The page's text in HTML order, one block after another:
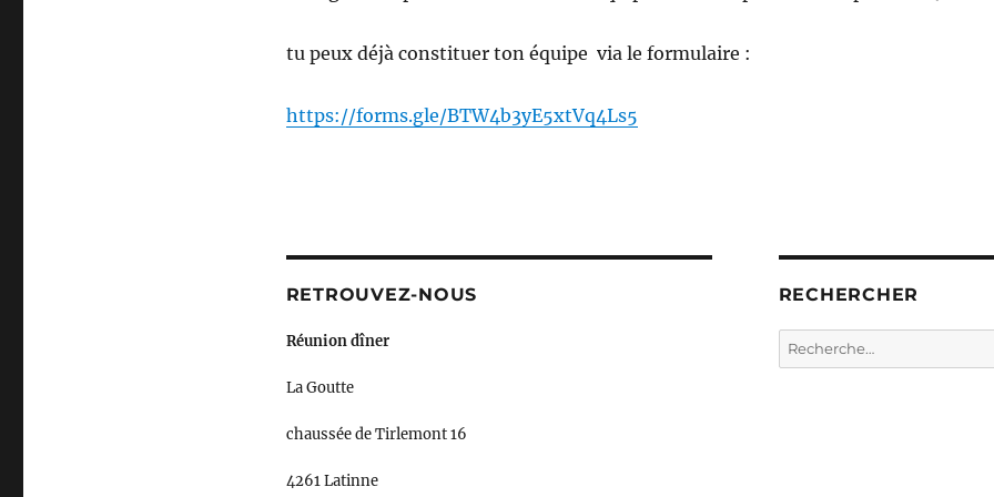
tu peux déjà constituer ton équipe via le formulaire :
https://forms.gle/BTW4b3yE5xtVq4Ls5
RETROUVEZ-NOUS
Réunion dîner
La Goutte
chaussée de Tirlemont 16
4261 Latinne
RECHERCHER
Recherche
pour :